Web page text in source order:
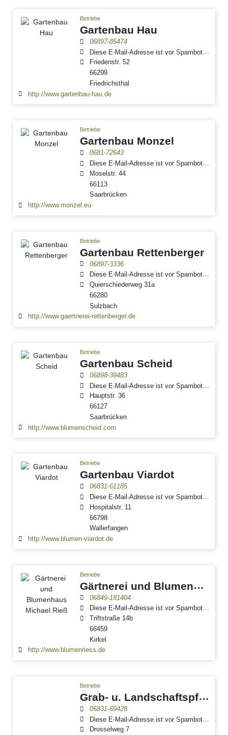
Betriebe
Gartenbau Hau
06897-85474
Diese E-Mail-Adresse ist vor Spambots geschützt! Zur Anzeige muss JavaScript eingeschaltet sein.
Friedenstr. 52
66299
Friedrichsthal
http://www.gartenbau-hau.de
Betriebe
Gartenbau Monzel
0681-72643
Diese E-Mail-Adresse ist vor Spambots geschützt! Zur Anzeige muss JavaScript eingeschaltet sein.
Moselstr. 44
66113
Saarbrücken
http://www.monzel.eu
Betriebe
Gartenbau Rettenberger
06897-3336
Diese E-Mail-Adresse ist vor Spambots geschützt! Zur Anzeige muss JavaScript eingeschaltet sein.
Quierschiederweg 31a
66280
Sulzbach
http://www.gaertnerei-rettenberger.de
Betriebe
Gartenbau Scheid
06898-39483
Diese E-Mail-Adresse ist vor Spambots geschützt! Zur Anzeige muss JavaScript eingeschaltet sein.
Hauptstr. 36
66127
Saarbrücken
http://www.blumenscheid.com
Betriebe
Gartenbau Viardot
06831-61185
Diese E-Mail-Adresse ist vor Spambots geschützt! Zur Anzeige muss JavaScript eingeschaltet sein.
Hospitalstr. 11
66798
Wallerfangen
http://www.blumen-viardot.de
Betriebe
Gärtnerei und Blumenhaus Michael Rieß
06849-181404
Diese E-Mail-Adresse ist vor Spambots geschützt! Zur Anzeige muss JavaScript eingeschaltet sein.
Triftstraße 14b
66459
Kirkel
http://www.blumenriess.de
Betriebe
Grab- u. Landschaftspflege Feidt
06831-69428
Diese E-Mail-Adresse ist vor Spambots geschützt! Zur Anzeige muss JavaScript eingeschaltet sein.
Drosselweg 7